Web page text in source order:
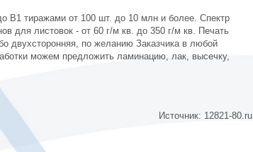
В1 тиражами от 100 шт. до 10 млн и более. Спектр
для листовок - от 60 г/м кв. до 350 г/м кв. Печать
двухсторонняя, по желанию Заказчика в любой
можем предложить ламинацию, лак, высечку,
Источник: 12821-80.ru